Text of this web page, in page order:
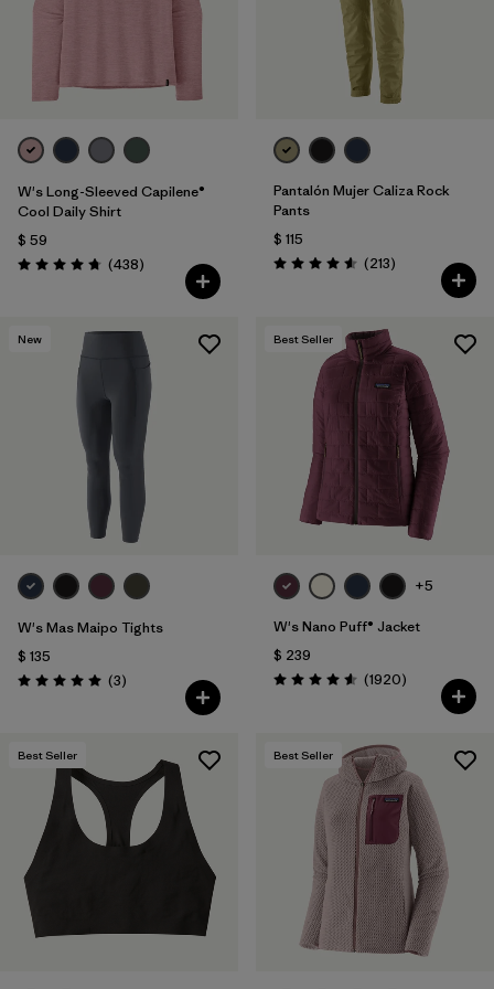
Filtrar por
Sport
Filtrar por
Gender
W's Long-Sleeved Capilene®
Cool Daily Shirt
$ 59
Valoración: 4.7 / 5
(438Comentarios
)
Pantalón Mujer Caliza Rock
Pants
$ 115
Valoración: 4.6 / 5
(213Comentarios
)
New
W's Mas Maipo Tights
$ 135
Valoración: 5.0 / 5
(3Comentarios
)
Best Seller
+5
W's Nano Puff® Jacket
$ 239
Valoración: 4.6 / 5
(1920Comentarios
)
Best Seller Best Seller